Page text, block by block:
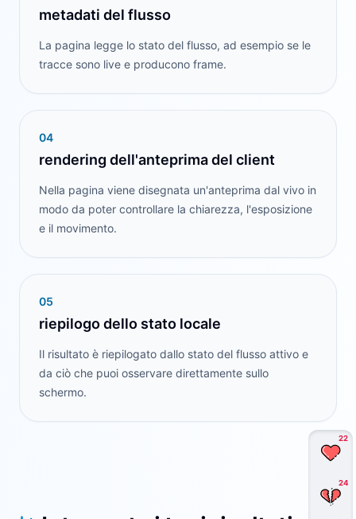
metadati del flusso
La pagina legge lo stato del flusso, ad esempio se le
tracce sono live e producono frame.
04
rendering dell'anteprima del client
Nella pagina viene disegnata un'anteprima dal vivo in
modo da poter controllare la chiarezza, l'esposizione
e il movimento.
05
riepilogo dello stato locale
Il risultato è riepilogato dallo stato del flusso attivo e
da ciò che puoi osservare direttamente sullo
schermo.
22
24